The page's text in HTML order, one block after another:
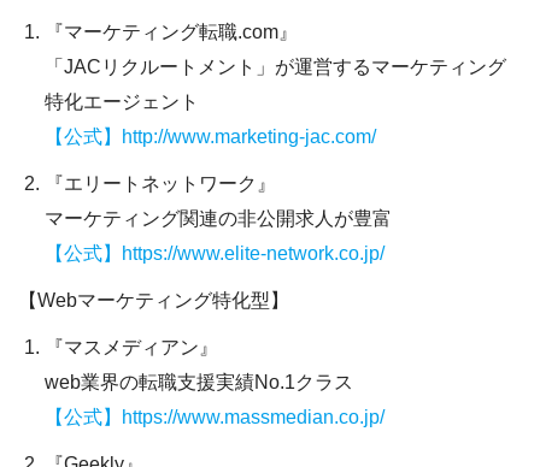
『マーケティング転職.com』
「JACリクルートメント」が運営するマーケティング
特化エージェント
【公式】http://www.marketing-jac.com/
『エリートネットワーク』
マーケティング関連の非公開求人が豊富
【公式】https://www.elite-network.co.jp/
【Webマーケティング特化型】
『マスメディアン』
web業界の転職支援実績No.1クラス
【公式】https://www.massmedian.co.jp/